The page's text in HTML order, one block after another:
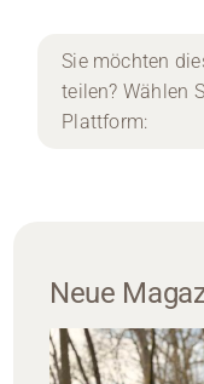
Sie möchten
teilen? Wählen
Plattform:
Neue